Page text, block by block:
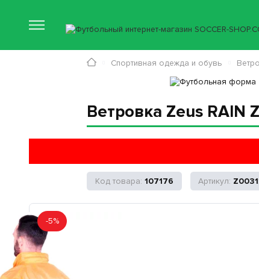
Ветровка Zeus RAIN
107176
-5%
Спортивная одежда и обувь